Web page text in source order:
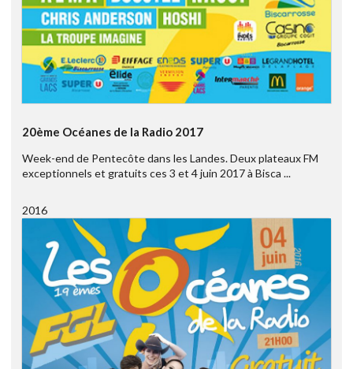
20ème Océanes de la Radio 2017
Week-end de Pentecôte dans les Landes. Deux plateaux FM
exceptionnels et gratuits ces 3 et 4 juin 2017 à Bisca ...
2016